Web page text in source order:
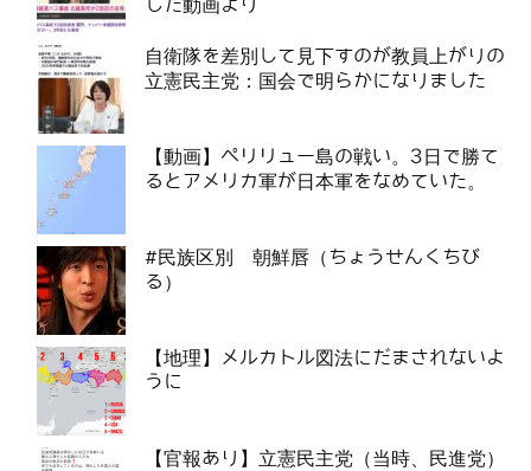
した動画より
自衛隊を差別して見下すのが教員上がりの
立憲民主党：国会で明らかになりました
【動画】ペリリュー島の戦い。3日で勝て
るとアメリカ軍が日本軍をなめていた。
#民族区別 朝鮮唇（ちょうせんくちび
る）
【地理】メルカトル図法にだまされないよ
うに
【官報あり】立憲民主党（当時、民進党）